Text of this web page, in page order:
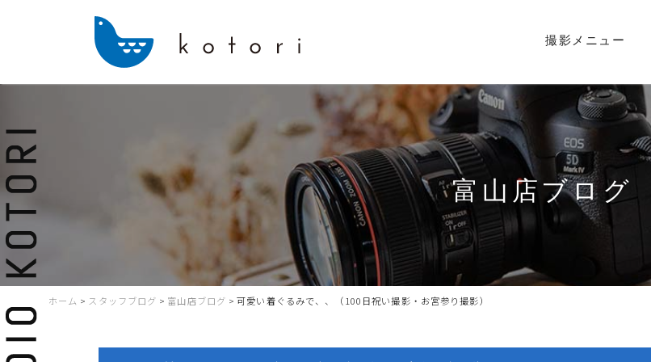
撮影メニュー
富山店ブログ
ホーム > スタッフブログ > 富山店ブログ >可愛い着ぐるみで、、（100日祝い撮影・お宮参り撮影）